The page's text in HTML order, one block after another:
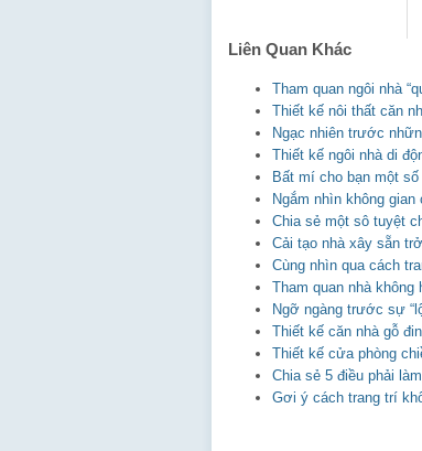
Liên Quan Khác
Tham quan ngôi nhà
Thiết kế nôi thất căn
Ngạc nhiên trước
Thiết kế ngôi nhà di
Bất mí cho bạn một
Ngắm nhìn không gian
Chia sẻ một sô tuyệt
Cải tạo nhà xây sẵn
Cùng nhìn qua cách
Tham quan nhà không
Ngỡ ngàng trước sự
Thiết kế căn nhà gỗ
Thiết kế cửa phòng
Chia sẻ 5 điều phải
Gơi ý cách trang trí